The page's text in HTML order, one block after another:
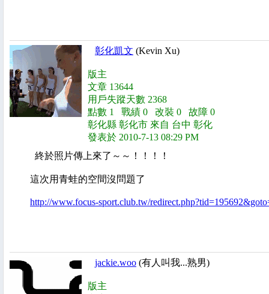
彰化凱文 (Kevin Xu)
版主
文章 13644
用戶失蹤天數 2368
點數 1 戰績 0 改裝 0 故障 0
彰化縣 彰化市 來自 台中 彰化
發表於 2010-7-13 08:29 PM
終於照片傳上來了～～！！！！
這次用青蛙的空間沒問題了
http://www.focus-sport.club.tw/
jackie.woo (有人叫我...熟男)
版主